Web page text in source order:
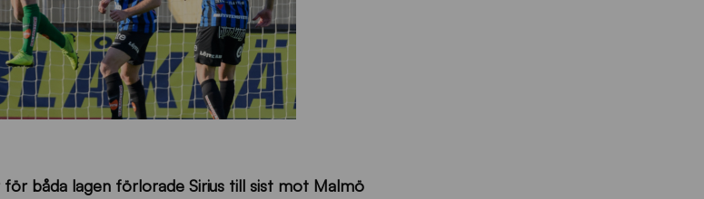
båda lagen förlorade Sirius till sist mot Malmö